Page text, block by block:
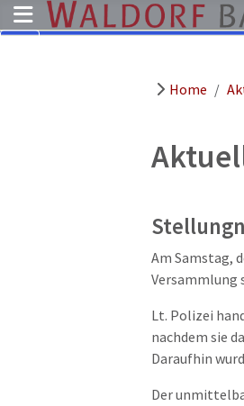
Home
Am Samstag,
Versammlung
Lt. Polizei
nachdem sie
Daraufhin
Der